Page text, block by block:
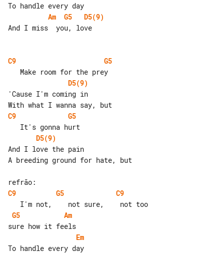
Am
G5
D5(9)
And I miss  you, love
C9
G5
D5(9)
'Cause I'm coming in
C9
G5
D5(9)
And I love the pain
A breeding ground for hate, but
C9
G5
C9
G5
Am
Em
To handle every day